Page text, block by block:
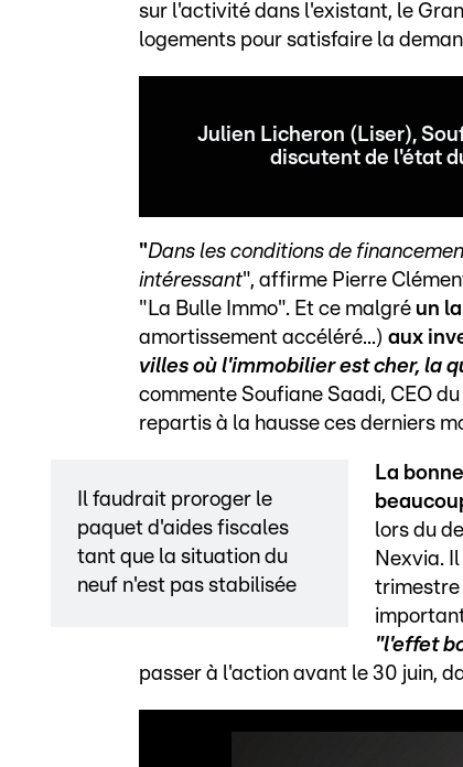
sur l'activité dans l'existant, le
logements pour satisfaire la
Julien Licheron (Liser),
discutent de l'état
"Dans les conditions de
intéressant", affirme Pierre
"La Bulle Immo". Et ce malgré un
amortissement accéléré...) aux
villes où l'immobilier est cher, la
commente Soufiane Saadi, CEO
repartis à la hausse ces derniers
Il faudrait proroger le
paquet d'aides fiscales
tant que la situation du
neuf n'est pas stabilisée
La
lors du
Nexvia.
trimestre
"l'effet
passer à l'action avant le 30 juin,